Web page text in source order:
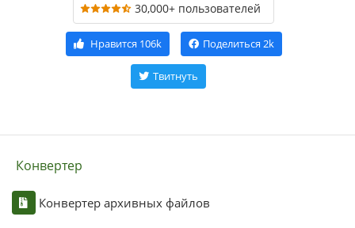
30,000+ пользователей
Нравится 106k Поделиться 2k
Твитнуть
Конвертер
Конвертер архивных файлов